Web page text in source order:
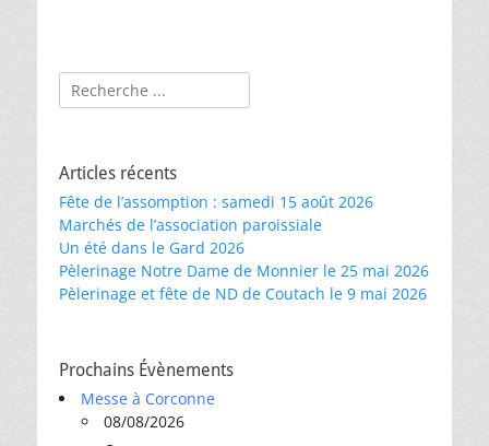
Rechercher :
Articles récents
Fête de l’assomption : samedi 15 août 2026
Marchés de l’association paroissiale
Un été dans le Gard 2026
Pèlerinage Notre Dame de Monnier le 25 mai 2026
Pèlerinage et fête de ND de Coutach le 9 mai 2026
Prochains Évènements
Messe à Corconne
08/08/2026